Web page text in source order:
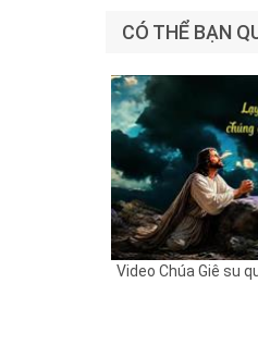
CÓ THỂ BẠN
Video Chúa Giê su